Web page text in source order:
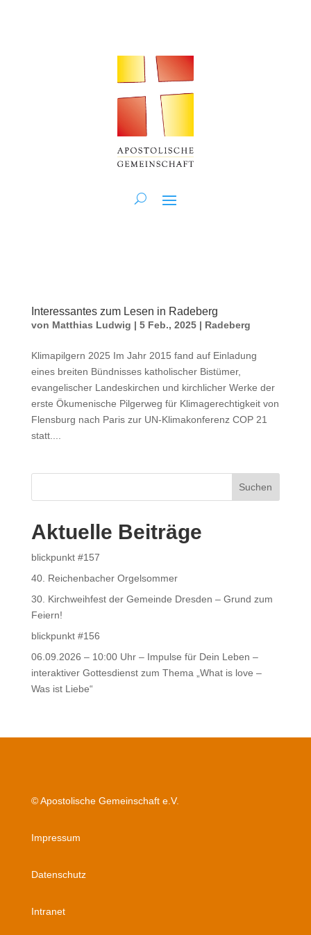
Interessantes zum Lesen in Radeberg
von Matthias Ludwig | 5 Feb., 2025| Radeberg
Klimapilgern 2025 Im Jahr 2015 fand auf Einladung
eines breiten Bündnisses katholischer Bistümer,
evangelischer Landeskirchen und kirchlicher Werke der
erste Ökumenische Pilgerweg für Klimagerechtigkeit von
Flensburg nach Paris zur UN-Klimakonferenz COP 21
statt....
Suchen
Aktuelle Beiträge
blickpunkt #157
40. Reichenbacher Orgelsommer
30. Kirchweihfest der Gemeinde Dresden – Grund zum
Feiern!
blickpunkt #156
06.09.2026 – 10:00 Uhr – Impulse für Dein Leben –
interaktiver Gottesdienst zum Thema „What is love –
Was ist Liebe“
© Apostolische Gemeinschaft e.V.
Impressum
Datenschutz
Intranet